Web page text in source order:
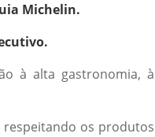
Michelin.
à alta gastronomia, à
respeitando os produtos